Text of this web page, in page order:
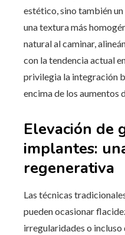
estético, sino también
una textura más
natural al caminar,
con la tendencia actual
privilegia la integración
encima de los aumentos
Elevación de
implantes:
regenerativa
Las técnicas
pueden ocasionar
irregularidades o